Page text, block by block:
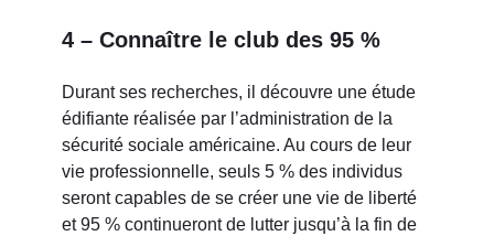
4 – Connaître le club des 95 %
Durant ses recherches, il découvre une étude
édifiante réalisée par l’administration de la
sécurité sociale américaine. Au cours de leur
vie professionnelle, seuls 5 % des individus
seront capables de se créer une vie de liberté
et 95 % continueront de lutter jusqu’à la fin de